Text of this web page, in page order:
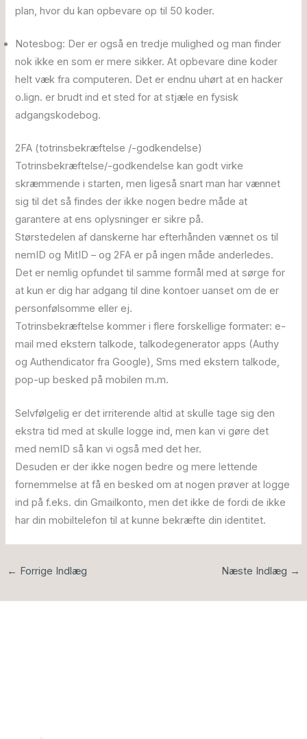
plan, hvor du kan opbevare op til 50 koder.
Notesbog: Der er også en tredje mulighed og man finder
nok ikke en som er mere sikker. At opbevare dine koder
helt væk fra computeren. Det er endnu uhørt at en hacker
o.lign. er brudt ind et sted for at stjæle en fysisk
adgangskodebog.
2FA (totrinsbekræftelse /-godkendelse)
Totrinsbekræftelse/-godkendelse kan godt virke
skræmmende i starten, men ligeså snart man har vænnet
sig til det så findes der ikke nogen bedre måde at
garantere at ens oplysninger er sikre på.
Størstedelen af danskerne har efterhånden vænnet os til
nemID og MitID – og 2FA er på ingen måde anderledes.
Det er nemlig opfundet til samme formål med at sørge for
at kun er dig har adgang til dine kontoer uanset om de er
personfølsomme eller ej.
Totrinsbekræftelse kommer i flere forskellige formater: e-
mail med ekstern talkode, talkodegenerator apps (Authy
og Authendicator fra Google), Sms med ekstern talkode,
pop-up besked på mobilen m.m.
Selvfølgelig er det irriterende altid at skulle tage sig den
ekstra tid med at skulle logge ind, men kan vi gøre det
med nemID så kan vi også med det her.
Desuden er der ikke nogen bedre og mere lettende
fornemmelse at få en besked om at nogen prøver at logge
ind på f.eks. din Gmailkonto, men det ikke de fordi de ikke
har din mobiltelefon til at kunne bekræfte din identitet.
← Forrige Indlæg Næste Indlæg →